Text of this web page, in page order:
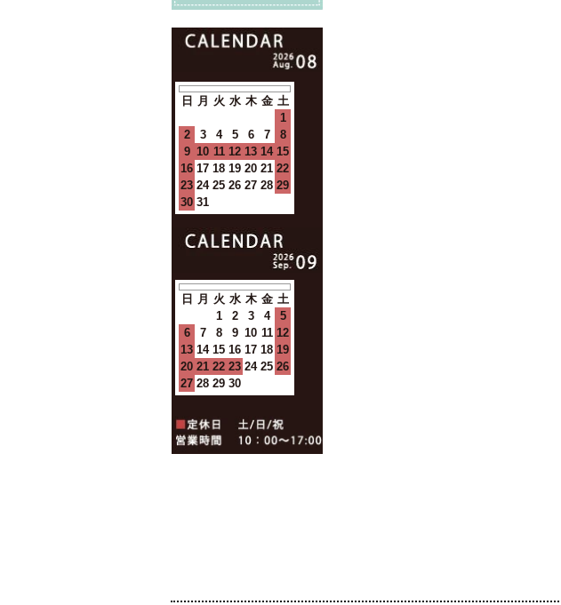
日 月 火 水 木 金 土
1
2
3 4 5 6 7
8
9 10 11 12 13 14 15
16 17 18 19 20 21 22
23 24 25 26 27 28 29
30 31
日 月 火 水 木 金 土
1
2 3 4
5
6
7 8 9 10 11 12
13 14 15 16 17 18 19
20 21 22 23 24 25 26
27 28 29 30